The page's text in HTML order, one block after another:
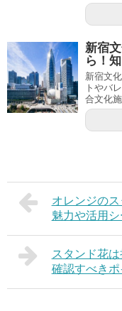
新宿
ら！
新宿文
トやバ
合文化
オレンジの
魅力や活用
スタンド花
確認すべき